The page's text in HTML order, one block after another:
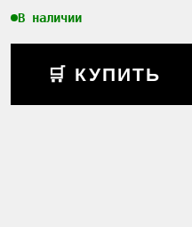
В наличии
🛒 КУПИТЬ